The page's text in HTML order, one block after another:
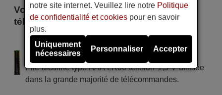
Voici certains modèles qui utilisent cette
télécommande
Xinling Tous les modèles
Alimentation : 2 piles type AAA
Pile alcaline type AAA LR06 tension 1,5 V utilisée
dans la grande majorité de télécommandes.
notre site internet. Veuillez lire notre Politique
de confidentialité et cookies pour en savoir
plus.
Uniquement
nécessaires
Personnaliser Accepter